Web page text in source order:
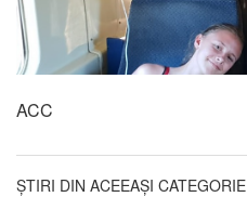
ACC
ȘTIRI DIN ACEEAȘI CATEGORIE